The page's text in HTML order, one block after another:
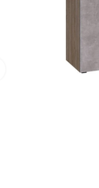
Нажмите, чтобы